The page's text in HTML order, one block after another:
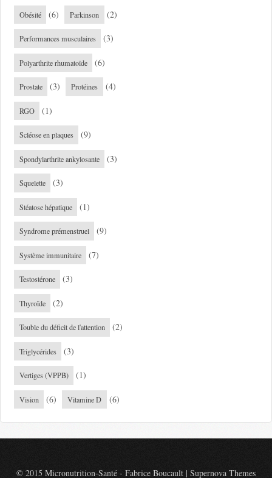
Obésité (6) Parkinson (2)
Performances musculaires (3)
Polyarthrite rhumatoïde (6)
Prostate (3) Protéines (4)
RGO (1)
Scléose en plaques (9)
Spondylarthrite ankylosante (3)
Squelette (3)
Stéatose hépatique (1)
Syndrome prémenstruel (9)
Système immunitaire (7)
Testostérone (3)
Thyroïde (2)
Touble du déficit de l'attention (2)
Triglycérides (3)
Vertiges (VPPB) (1)
Vision (6) Vitamine D (6)
© 2015 Micronutrition-Santé - Fabrice Boucault | Supernova Themes